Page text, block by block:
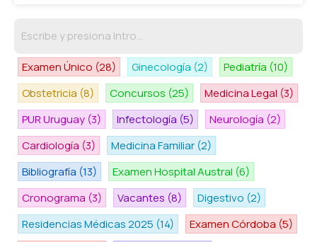
Examen Único (28) Ginecología (2) Pediatría (10)
Obstetricia (8) Concursos (25) Medicina Legal (3)
PUR Uruguay (3) Infectología (5) Neurología (2)
Cardiología (3) Medicina Familiar (2)
Bibliografía (13) Examen Hospital Austral (6)
Cronograma (3) Vacantes (8) Digestivo (2)
Residencias Médicas 2025 (14) Examen Córdoba (5)